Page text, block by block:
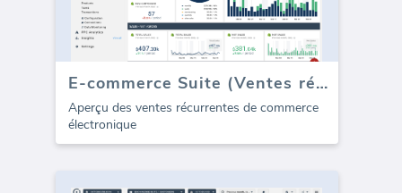
E-commerce Suite (Ventes récurrentes)
Aperçu des ventes récurrentes de commerce
électronique